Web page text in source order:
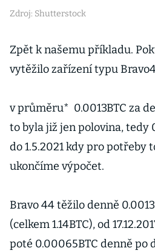
Zdroj: Shutterstock
Zpět k našemu příkladu.
vytěžilo zařízení typu
v průměru* 0.0013BTC za
to byla již jen polovina, tedy
do 1.5.2021 kdy pro potřeby
ukončíme výpočet.
Bravo 44 těžilo denně
(celkem 1.14BTC), od
poté 0.00065BTC denně po